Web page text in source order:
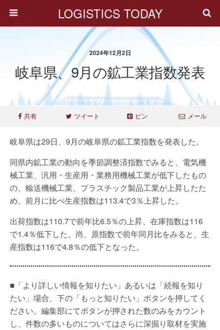
LOGISTICS TODAY
2024年12月2日
岐阜県、9月の鉱工業指数発表
共有 ツイート ピン メール
岐阜県は29日、9月の岐阜県の鉱工業指数を発表した。
同県内鉱工業の動向を季節調整済指数でみると、電気機
械工業、汎用・生産用・業務用機械工業が低下したもの
の、輸送機械工業、プラスチック製品工業が上昇したた
め、前月に比べ生産指数は113.4で3％上昇した。
出荷指数は110.7で前年比6.5％の上昇、在庫指数は116
で1.4％低下した。尚、原指数で前年同月比をみると、生
産指数は116で4.8％の低下となった。
■「より詳しい情報を知りたい」あるいは「続報を知り
たい」場合、下の「もっと知りたい」ボタンを押してく
ださい。編集部にてボタンが押された数のみをカウント
し、件数の多いものについてはさらに深掘り取材を実施